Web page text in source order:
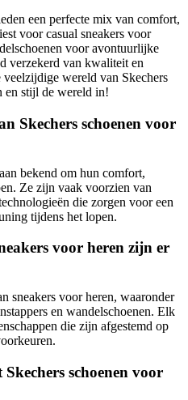
een perfecte mix van comfort,
voor casual sneakers voor
voor avontuurlijke
verzekerd van kwaliteit en
wereld van Skechers
en stijl de wereld in!
Skechers schoenen voor
bekend om hun comfort,
Ze zijn vaak voorzien van
die zorgen voor een
tijdens het lopen.
voor heren zijn er
sneakers voor heren, waaronder
en wandelschoenen. Elk
die zijn afgestemd op
schoenen voor